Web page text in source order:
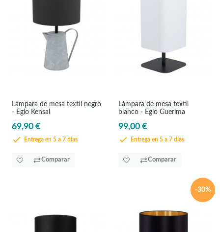
Lámpara de mesa textil negro
- Eglo Kensal
69,90 €
Entrega en 5 a 7 días
Comparar
Lámpara de mesa textil
blanco - Eglo Guerima
99,00 €
Entrega en 5 a 7 días
Comparar
-30%